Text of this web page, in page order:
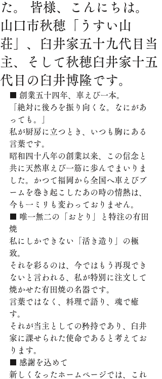
た。 皆様、こんにちは。
山口市秋穂「うすい山
荘」、臼井家五十九代目当
主、そして秋穂臼井家十五
代目の臼井博隆です。
■ 創業五十四年、車えび一本。
「絶対に後ろを振り向くな。なにがあ
っても。」
私が厨房に立つとき、いつも胸にある
言葉です。
昭和四十八年の創業以来、この信念と
共に天然車えび一筋に歩んでまいりま
した。かつて福岡から全国へ車えびブ
ームを巻き起こしたあの時の情熱は、
今も一ミリも変わっておりません。
■ 唯一無二の「おどり」と特注の有田
焼
私にしかできない「活き造り」の極
致。
それを彩るのは、今ではもう再現でき
ないと言われる、私が特別に注文して
焼かせた有田焼の名器です。
言葉ではなく、料理で語り、魂で癒
す。
それが当主としての矜持であり、臼井
家に課せられた使命であると考えてお
ります。
■ 感謝を込めて
新しくなったホームページでは、これ